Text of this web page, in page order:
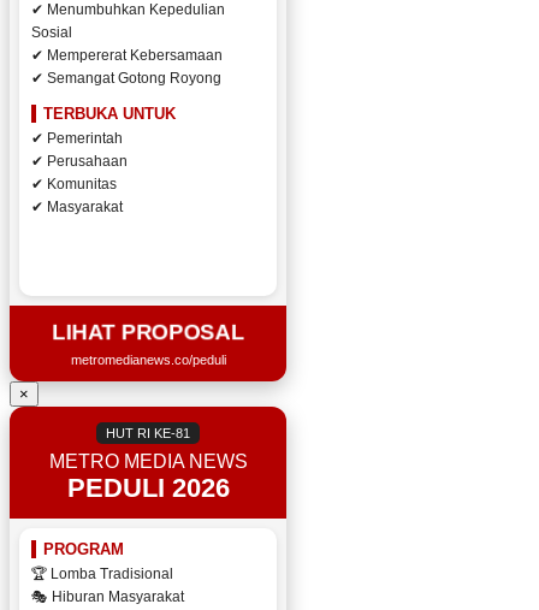
✔ Menumbuhkan Kepedulian
Sosial
✔ Mempererat Kebersamaan
✔ Semangat Gotong Royong
TERBUKA UNTUK
✔ Pemerintah
✔ Perusahaan
✔ Komunitas
✔ Masyarakat
LIHAT PROPOSAL
metromedianews.co/peduli
×
HUT RI KE-81
METRO MEDIA NEWS
PEDULI 2026
PROGRAM
🏆 Lomba Tradisional
🎭 Hiburan Masyarakat